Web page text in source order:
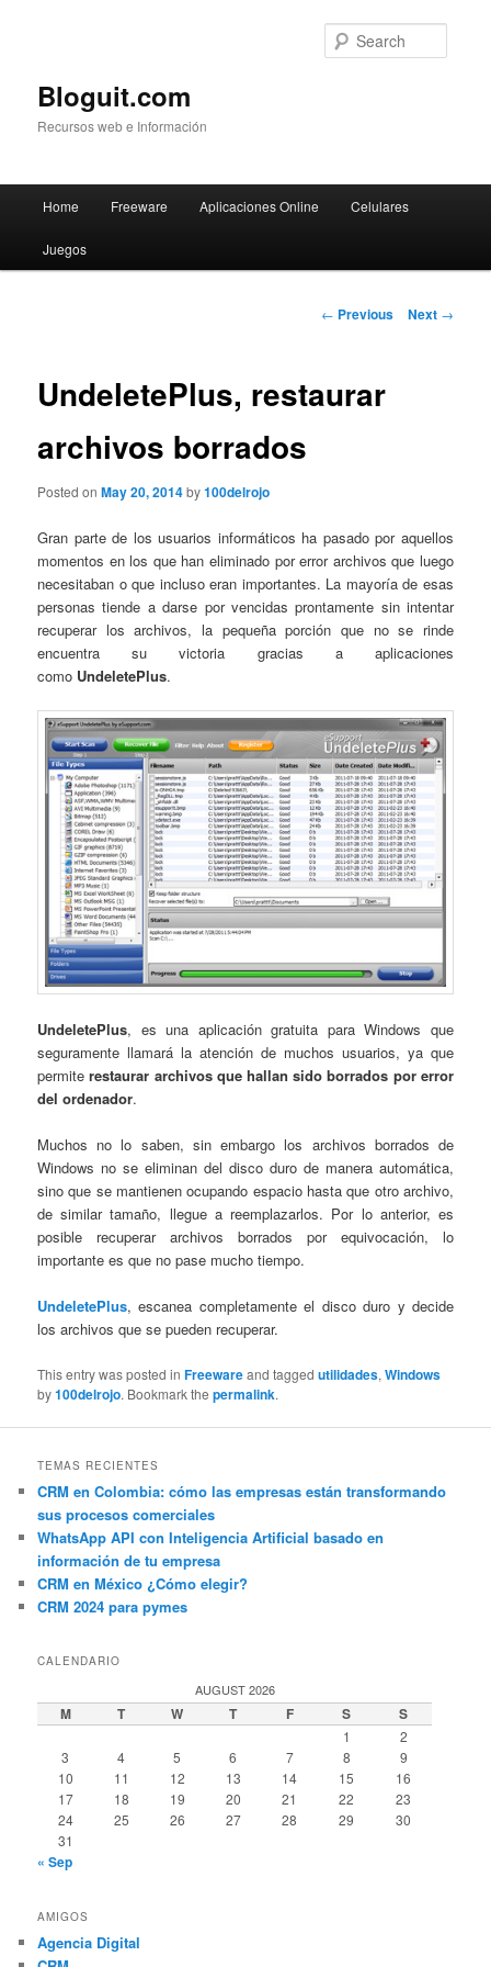
Bloguit.com
Recursos web e Información
Skip
to
Home Freeware Aplicaciones Online Celulares
Juegos
Post
← Previous Next →
UndeletePlus, restaurar
archivos borrados
Posted onMay 20, 2014by100delrojo
Gran parte de los usuarios informáticos ha pasado por aquellos
momentos en los que han eliminado por error archivos que luego
necesitaban o que incluso eran importantes. La mayoría de esas
personas tiende a darse por vencidas prontamente sin intentar
recuperar los archivos, la pequeña porción que no se rinde
encuentra su victoria gracias a aplicaciones
como UndeletePlus.
UndeletePlus, es una aplicación gratuita para Windows que
seguramente llamará la atención de muchos usuarios, ya que
permiterestaurar archivos que hallan sido borrados por error
del ordenador.
Muchos no lo saben, sin embargo los archivos borrados de
Windows no se eliminan del disco duro de manera automática,
sino que se mantienen ocupando espacio hasta que otro archivo,
de similar tamaño, llegue a reemplazarlos. Por lo anterior, es
posible recuperar archivos borrados por equivocación, lo
importante es que no pase mucho tiempo.
UndeletePlus, escanea completamente el disco duro y decide
los archivos que se pueden recuperar.
This entry was posted inFreewareand taggedutilidades,Windows
by100delrojo. Bookmark thepermalink.
TEMAS RECIENTES
CRM en Colombia: cómo las empresas están transformando
sus procesos comerciales
WhatsApp API con Inteligencia Artificial basado en
información de tu empresa
CRM en México ¿Cómo elegir?
CRM 2024 para pymes
CALENDARIO
AUGUST 2026
M T W T F S S
1
2
3
4 5 6 7 8
9
10
11 12 13 14 15
16
17
18 19 20 21 22
23
24
25 26 27 28 29
30
31
« Sep
AMIGOS
Agencia Digital